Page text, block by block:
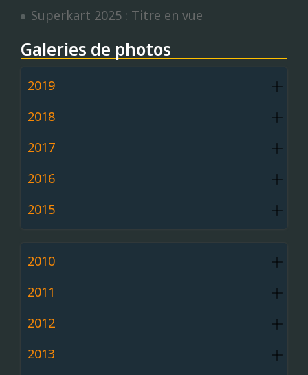
Superkart 2025 : Titre en vue
Galeries de photos
2019
2018
2017
2016
2015
2010
2011
2012
2013